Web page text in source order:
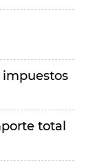
impuestos
total